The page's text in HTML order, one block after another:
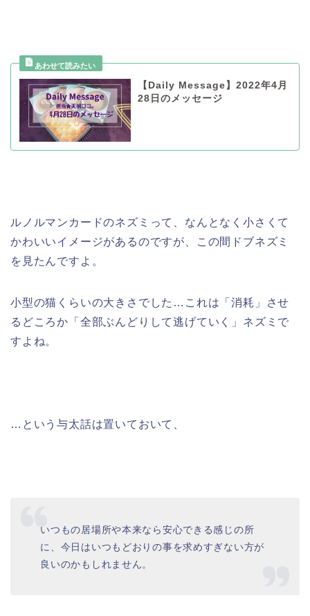
【Daily Message】2022年4月
28日のメッセージ
ルノルマンカードのネズミって、なんとなく小さくて
かわいいイメージがあるのですが、この間ドブネズミ
を見たんですよ。
小型の猫くらいの大きさでした…これは「消耗」させ
るどころか「全部ぶんどりして逃げていく」ネズミで
すよね。
…という与太話は置いておいて、
いつもの居場所や本来なら安心できる感じの所
に、今日はいつもどおりの事を求めすぎない方が
良いのかもしれません。